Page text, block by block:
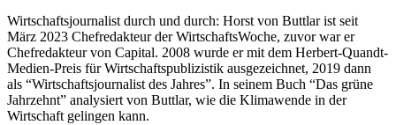
Wirtschaftsjournalist durch und durch: Horst von Buttlar ist seit
März 2023 Chefredakteur der WirtschaftsWoche, zuvor war er
Chefredakteur von Capital. 2008 wurde er mit dem Herbert-Quandt-
Medien-Preis für Wirtschaftspublizistik ausgezeichnet, 2019 dann
als “Wirtschaftsjournalist des Jahres”. In seinem Buch “Das grüne
Jahrzehnt” analysiert von Buttlar, wie die Klimawende in der
Wirtschaft gelingen kann.